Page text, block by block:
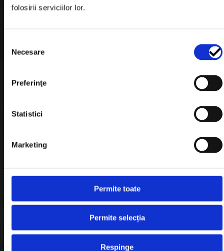
folosirii serviciilor lor.
consimțământului
Necesare
Preferinţe
Statistici
Marketing
Permite toate
Permite selecția
Respinge
Garantie si Retur
Termeni & Conditii
Politica de Confidentialitate
Link-uri rapide
Contact